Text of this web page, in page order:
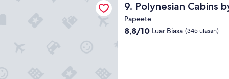
.
S
t
a
r
o
m
9. Polynesian Cabins
Polynesian Cabins by Kon
Papeete
8.8
8,8/10 Luar Biasa (345 ulasan)